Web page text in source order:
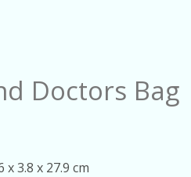
Doctors Bag
3.8 x 27.9 cm